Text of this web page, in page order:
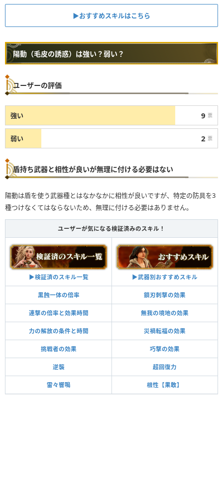
▶︎おすすめスキルはこちら
陽動（毛皮の誘惑）は強い？弱い？
ユーザーの評価
強い 9 票
弱い 2 票
盾持ち武器と相性が良いが無理に付ける必要はない
陽動は盾を使う武器種とはなかなかに相性が良いですが、特定の防具を3
種つけなくてはならないため、無理に付ける必要はありません。
ユーザーが気になる検証済みのスキル！
▶︎検証済のスキル一覧 ▶︎武器別おすすめスキル
黒蝕一体の倍率 鎖刃刺撃の効果
連撃の倍率と効果時間 無我の境地の効果
力の解放の条件と時間 災禍転福の効果
挑戦者の効果 巧撃の効果
逆襲 超回復力
雷々響鳴 根性【果敢】